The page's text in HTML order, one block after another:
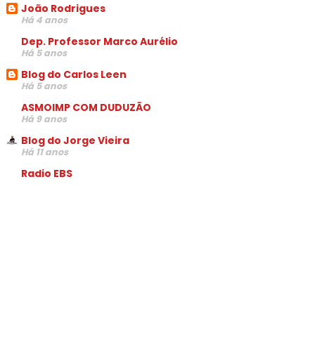
João Rodrigues
Há 4 anos
Dep. Professor Marco Aurélio
Há 5 anos
Blog do Carlos Leen
Há 5 anos
ASMOIMP COM DUDUZÃO
Há 9 anos
Blog do Jorge Vieira
Há 11 anos
Radio EBS